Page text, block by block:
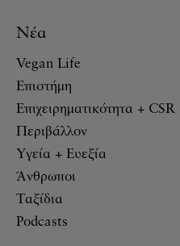
Νέα
Vegan Life
Επιστήμη
Επιχειρηματικότητα + CSR
Περιβάλλον
Υγεία + Ευεξία
Άνθρωποι
Ταξίδια
Podcasts